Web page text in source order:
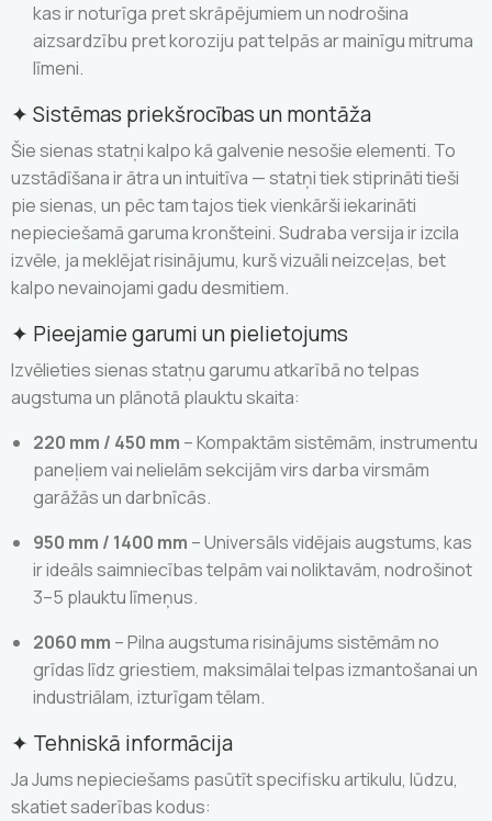
kas ir noturīga pret skrāpējumiem un nodrošina
aizsardzību pret koroziju pat telpās ar mainīgu mitruma
līmeni.
✦ Sistēmas priekšrocības un montāža
Šie sienas statņi kalpo kā galvenie nesošie elementi. To
uzstādīšana ir ātra un intuitīva — statņi tiek stiprināti tieši
pie sienas, un pēc tam tajos tiek vienkārši iekarināti
nepieciešamā garuma kronšteini. Sudraba versija ir izcila
izvēle, ja meklējat risinājumu, kurš vizuāli neizceļas, bet
kalpo nevainojami gadu desmitiem.
✦ Pieejamie garumi un pielietojums
Izvēlieties sienas statņu garumu atkarībā no telpas
augstuma un plānotā plauktu skaita:
220 mm / 450 mm – Kompaktām sistēmām, instrumentu
paneļiem vai nelielām sekcijām virs darba virsmām
garāžās un darbnīcās.
950 mm / 1400 mm – Universāls vidējais augstums, kas
ir ideāls saimniecības telpām vai noliktavām, nodrošinot
3–5 plauktu līmeņus.
2060 mm – Pilna augstuma risinājums sistēmām no
grīdas līdz griestiem, maksimālai telpas izmantošanai un
industriālam, izturīgam tēlam.
✦ Tehniskā informācija
Ja Jums nepieciešams pasūtīt specifisku artikulu, lūdzu,
skatiet saderības kodus: